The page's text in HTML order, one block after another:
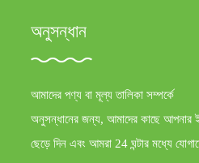
অনুসন্ধান
আমাদের পণ্য বা মূল্য তালিকা সম্পর্কে
অনুসন্ধানের জন্য, আমাদের কাছে আপনার
ছেড়ে দিন এবং আমরা 24 ঘন্টার মধ্যে